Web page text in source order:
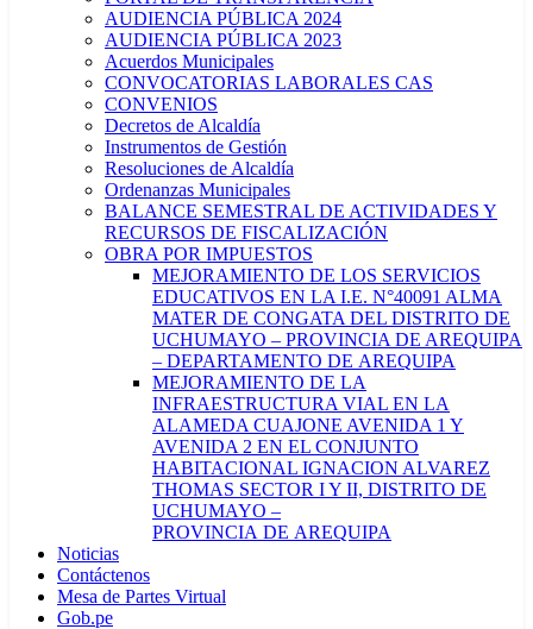
AUDIENCIA PÚBLICA 2024
AUDIENCIA PÚBLICA 2023
Acuerdos Municipales
CONVOCATORIAS LABORALES CAS
CONVENIOS
Decretos de Alcaldía
Instrumentos de Gestión
Resoluciones de Alcaldía
Ordenanzas Municipales
BALANCE SEMESTRAL DE ACTIVIDADES Y
RECURSOS DE FISCALIZACIÓN
OBRA POR IMPUESTOS
MEJORAMIENTO DE LOS SERVICIOS
EDUCATIVOS EN LA I.E. N°40091 ALMA
MATER DE CONGATA DEL DISTRITO DE
UCHUMAYO – PROVINCIA DE AREQUIPA
– DEPARTAMENTO DE AREQUIPA
MEJORAMIENTO DE LA
INFRAESTRUCTURA VIAL EN LA
ALAMEDA CUAJONE AVENIDA 1 Y
AVENIDA 2 EN EL CONJUNTO
HABITACIONAL IGNACION ALVAREZ
THOMAS SECTOR I Y II, DISTRITO DE
UCHUMAYO –
PROVINCIA DE AREQUIPA
Noticias
Contáctenos
Mesa de Partes Virtual
Gob.pe